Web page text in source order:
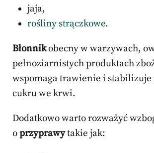
jaja,
rośliny strączkowe.
Błonnikobecny w warzywach,
pełnoziarnistych produktach
wspomaga trawienie i stabilizuje
cukru we krwi.
Dodatkowo warto rozważyć
oprzyprawytakie jak: